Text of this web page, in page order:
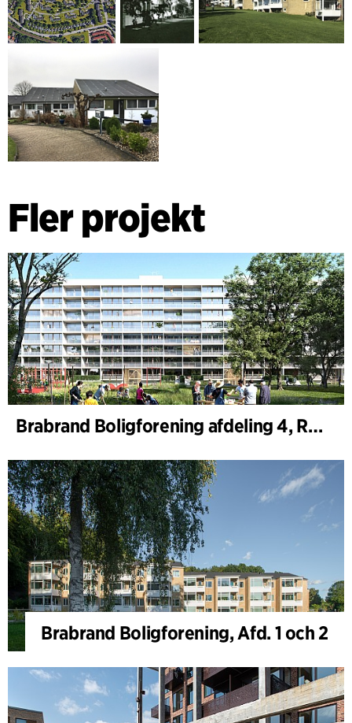
Fler projekt
Brabrand Boligforening afdeling 4, Renovering
Brabrand Boligforening, Afd. 1 och 2